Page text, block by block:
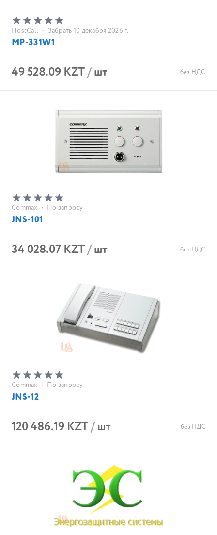
HostCall • Забрать 10 декабря 2026 г.
MP-331W1
49 528.09 KZT/шт без НДС
Commax • По запросу
JNS-101
34 028.07 KZT/шт без НДС
Commax • По запросу
JNS-12
120 486.19 KZT/шт без НДС